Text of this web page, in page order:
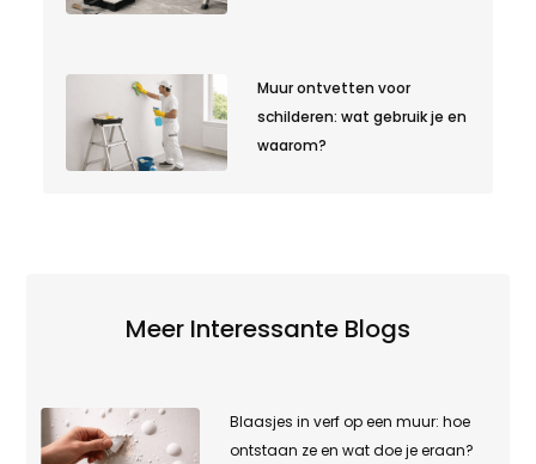
Muur ontvetten voor
schilderen: wat gebruik je en
waarom?
Meer Interessante Blogs
Blaasjes in verf op een muur: hoe
ontstaan ze en wat doe je eraan?